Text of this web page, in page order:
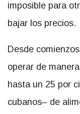
imposible para
bajar los precios.
Desde
operar de
hasta un 25 por
cubanos– de